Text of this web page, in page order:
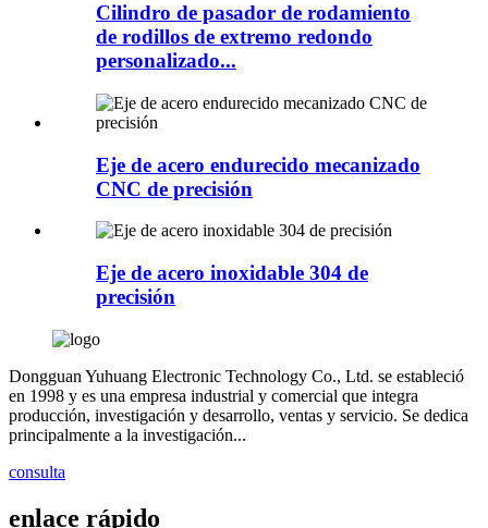
Cilindro de pasador de rodamiento
de rodillos de extremo redondo
personalizado...
Eje de acero endurecido mecanizado
CNC de precisión
Eje de acero inoxidable 304 de
precisión
Dongguan Yuhuang Electronic Technology Co., Ltd. se estableció
en 1998 y es una empresa industrial y comercial que integra
producción, investigación y desarrollo, ventas y servicio. Se dedica
principalmente a la investigación...
consulta
enlace rápido